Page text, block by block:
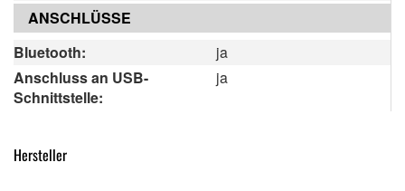
ANSCHLÜSSE
Bluetooth:
ja
Anschluss an USB-
Schnittstelle:
ja
Hersteller